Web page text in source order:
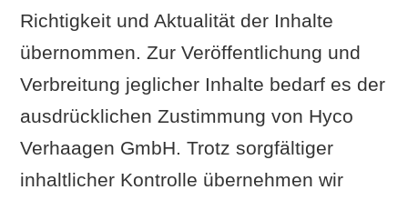
Datenschutz
Richtigkeit und Aktualität der Inhalte
übernommen. Zur Veröffentlichung und
Verbreitung jeglicher Inhalte bedarf es der
ausdrücklichen Zustimmung von Hyco
Verhaagen GmbH. Trotz sorgfältiger
inhaltlicher Kontrolle übernehmen wir